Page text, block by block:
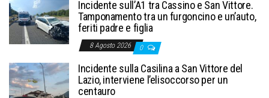
Incidente sull’A1 tra Cassino e San Vittore.
Tamponamento tra un furgoncino e un’auto,
feriti padre e figlia
8 Agosto 2026 0
Incidente sulla Casilina a San Vittore del
Lazio, interviene l’elisoccorso per un
centauro